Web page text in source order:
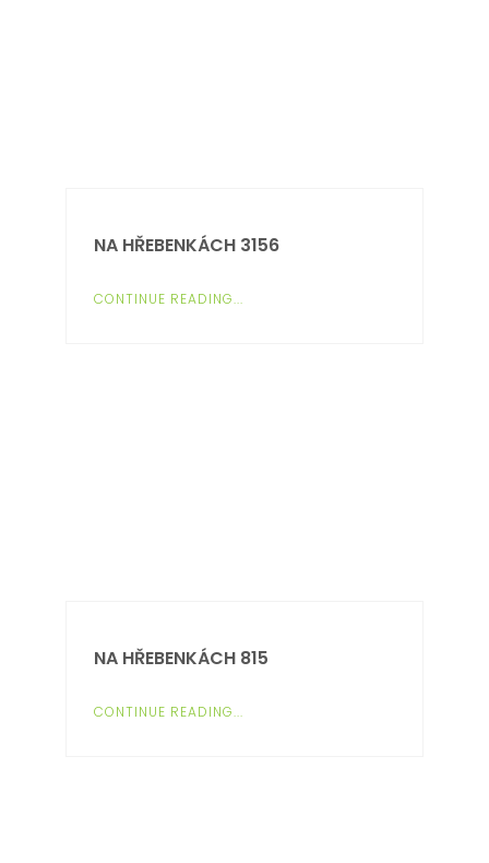
NA HŘEBENKÁCH 3156
CONTINUE READING...
NA HŘEBENKÁCH 815
CONTINUE READING...